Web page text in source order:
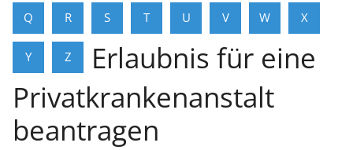
Q R S T U V W X
Y Z
Erlaubnis für eine
Privatkrankenanstalt
beantragen